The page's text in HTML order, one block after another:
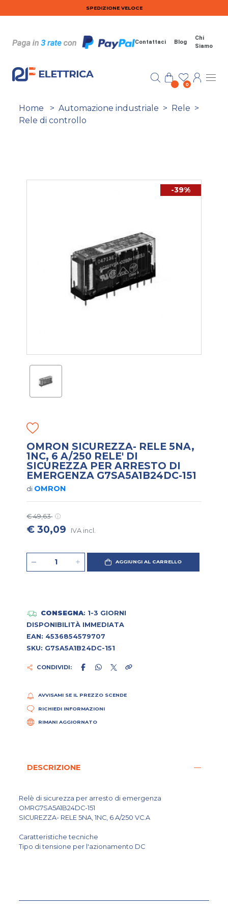
Salta al contenuto principaleSPEDIZIONE VELOCE
Contattaci Blog
Chi
Siamo
0
Home > Automazione industriale > Rele >
Rele di controllo
-39%
OMRON SICUREZZA- RELE 5NA,
1NC, 6 A/250 RELE' DI
SICUREZZA PER ARRESTO DI
EMERGENZA G7SA5A1B24DC-151
di OMRON
€ 49,63
€ 30,09 IVA incl.
AGGIUNGI AL CARRELLO
CONSEGNA: 1-3 GIORNI
DISPONIBILITÀ IMMEDIATA
EAN: 4536854579707
SKU: G7SA5A1B24DC-151
CONDIVIDI:
AVVISAMI SE IL PREZZO SCENDE
RICHIEDI INFORMAZIONI
RIMANI AGGIORNATO
DESCRIZIONE
Relè di sicurezza per arresto di emergenza
OMRG7SA5A1B24DC-151
SICUREZZA- RELE 5NA, 1NC, 6 A/250 VC.A
Caratteristiche tecniche
Tipo di tensione per l'azionamento DC